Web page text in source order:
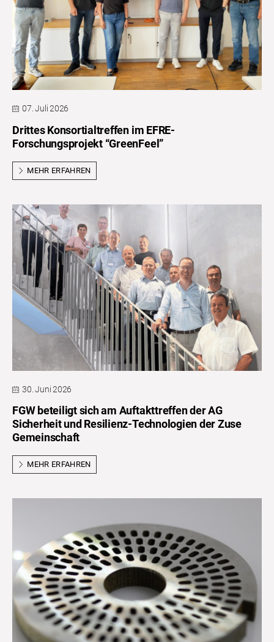
07. Juli 2026
Drittes Konsortialtreffen im EFRE-
Forschungsprojekt “GreenFeel”
MEHR ERFAHREN
30. Juni 2026
FGW beteiligt sich am Auftakttreffen der AG
Sicherheit und Resilienz-Technologien der Zuse
Gemeinschaft
MEHR ERFAHREN